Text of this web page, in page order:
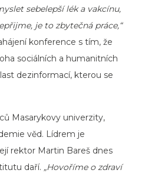
sebelepší lék a vakcínu,
je to zbytečná práce,“
konference s tím, že
sociálních a humanitních
dezinformací, kterou se
Masarykovy univerzity,
věd. Lídrem je
rektor Martin Bareš dnes
daří. „Hovoříme o zdraví